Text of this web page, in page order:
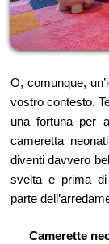
O, comunque,
vostro contesto.
una fortuna per
cameretta
diventi davvero
svelta e prima di
parte
Camerette